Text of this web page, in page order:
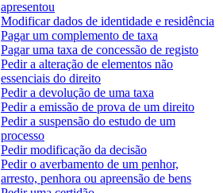
apresentou
Modificar dados de identidade e residência
Pagar um complemento de taxa
Pagar uma taxa de concessão de registo
Pedir a alteração de elementos não
essenciais do direito
Pedir a devolução de uma taxa
Pedir a emissão de prova de um direito
Pedir a suspensão do estudo de um
processo
Pedir modificação da decisão
Pedir o averbamento de um penhor,
arresto, penhora ou apreensão de bens